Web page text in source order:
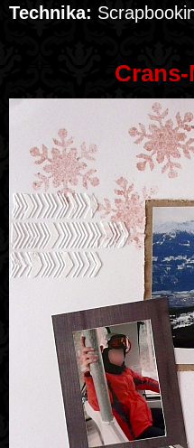
Technika: